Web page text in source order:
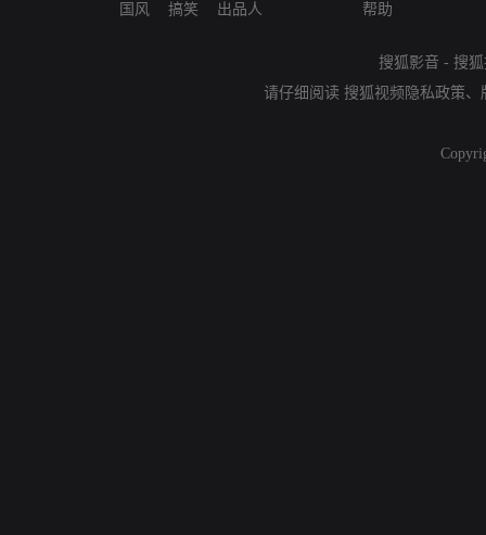
国风
搞笑
出品人
帮助
搜狐影音 - 搜
请仔细阅读 搜狐视频隐私政策、